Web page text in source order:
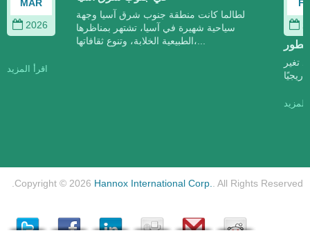
MAR
2026
لطالما كانت منطقة جنوب شرق آسيا وجهة
سياحية شهيرة في آسيا، تشتهر بمناظرها
اقرأ المزيد
Copyright © 2026Hannox International Corp.. All Rights